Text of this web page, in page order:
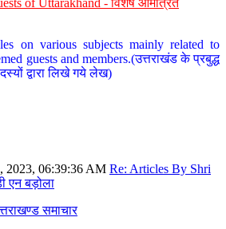
on various subjects mainly related to
guests and members.(उत्तराखंड के प्रबुद्ध
द्वारा लिखे गये लेख)
2023, 06:39:36 AM Re: Articles By Shri
एन बड़ोला
समाचार